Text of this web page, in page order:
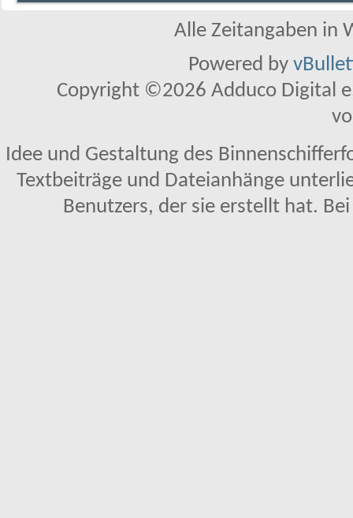
Alle Zeitangaben in
Powered by
Copyright ©2026 Adduco Digital
Idee und Gestaltung des
Textbeiträge und Dateianhänge
Benutzers, der sie erstellt hat.